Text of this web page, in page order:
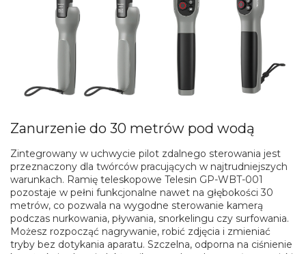
Zanurzenie do 30 metrów pod wodą
Zintegrowany w uchwycie pilot zdalnego sterowania jest
przeznaczony dla twórców pracujących w najtrudniejszych
warunkach. Ramię teleskopowe Telesin GP-WBT-001
pozostaje w pełni funkcjonalne nawet na głębokości 30
metrów, co pozwala na wygodne sterowanie kamerą
podczas nurkowania, pływania, snorkelingu czy surfowania.
Możesz rozpocząć nagrywanie, robić zdjęcia i zmieniać
tryby bez dotykania aparatu. Szczelna, odporna na ciśnienie